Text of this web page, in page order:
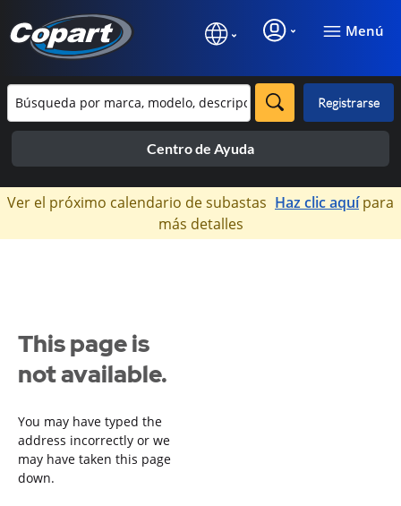
Menú
Registrarse
Centro de Ayuda
×
Ver el próximo calendario de subastas Haz clic aquípara
más detalles
This page is
not available.
You may have typed the
address incorrectly or we
may have taken this page
down.